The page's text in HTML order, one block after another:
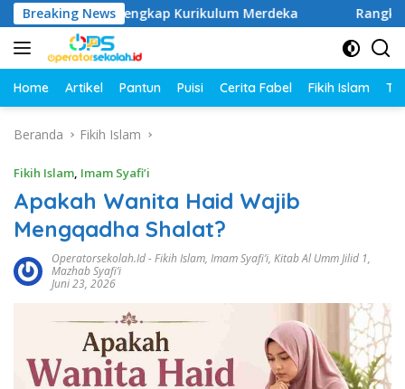
Langsung
ke
konten
Breaking News
SD Lengkap Kurikulum Merdeka Rangkuman
Home Artikel Pantun Puisi Cerita Fabel Fikih Islam
Beranda Fikih Islam
Fikih Islam, Imam Syafi’i
Apakah Wanita Haid Wajib
Mengqadha Shalat?
Operatorsekolah.id-Fikih Islam, Imam Syafi’i, Kitab Al Umm Jilid 1,
Mazhab Syafi’i
Juni 23, 2026